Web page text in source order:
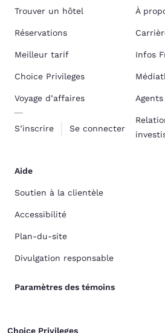
Trouver un hôtel
Réservations
Meilleur tarif
Choice Privileges
Voyage d’affaires
S’inscrire Se connecter
À
Infos
Aide
Soutien à la clientèle
Accessibilité
Plan-du-site
Divulgation responsable
Paramètres des témoins
Choice Privileges